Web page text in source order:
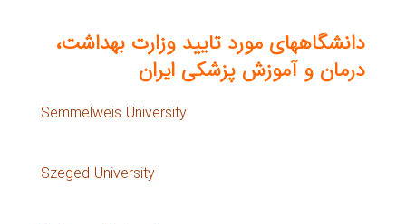
دانشگاههای مورد تایید وزارت بهداشت،
درمان و آموزش پزشکی ایران
Semmelweis University
Szeged University